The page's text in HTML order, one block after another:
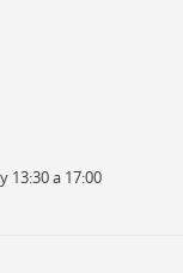
13:30 a 17:00